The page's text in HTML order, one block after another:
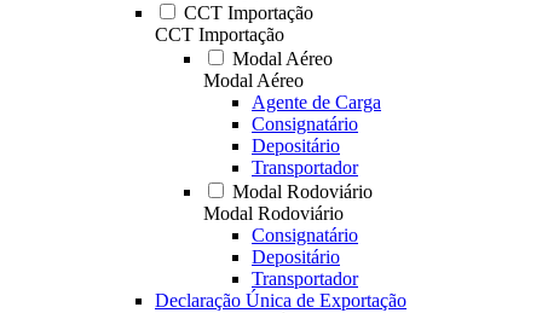
CCT Importação
CCT Importação
Modal Aéreo
Modal Aéreo
Agente de Carga
Consignatário
Depositário
Transportador
Modal Rodoviário
Modal Rodoviário
Consignatário
Depositário
Transportador
Declaração Única de Exportação